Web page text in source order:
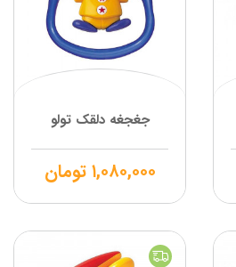
جغجغه دلقک تولو
۱,۰۸۰,۰۰۰ تومان